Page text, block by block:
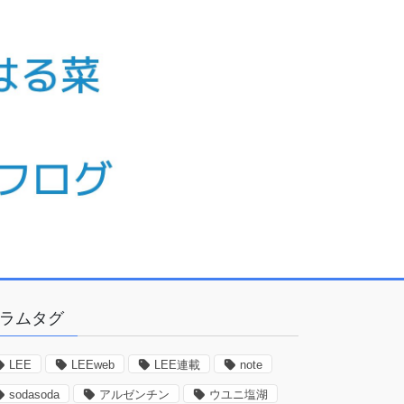
ムタグ
LEE LEEweb LEE連載 note
sodasoda アルゼンチン ウユニ塩湖